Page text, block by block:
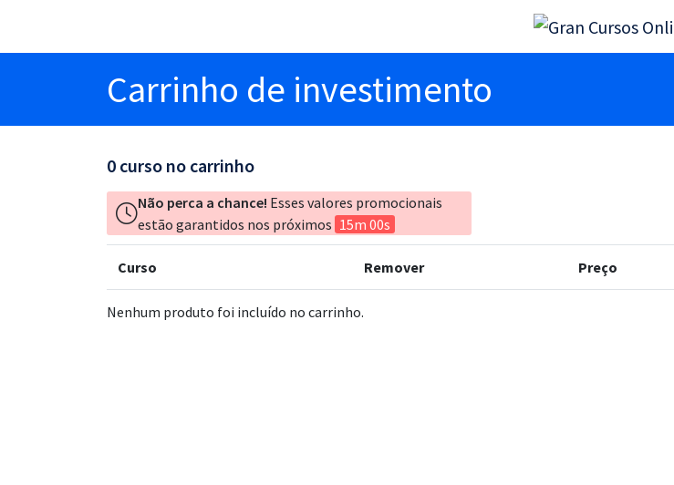
Carrinho de investimento
0 curso no carrinho
Não perca a chance! Esses valores promocionais
estão garantidos nos próximos 15m 00s
Curso Remover Preço
Nenhum produto foi incluído no carrinho.